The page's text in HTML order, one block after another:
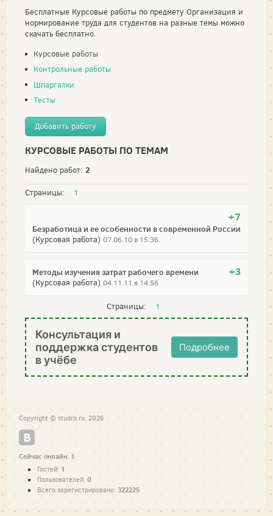
Бесплатные Курсовые работы по предмету Организация и
нормирование труда для студентов на разные темы можно
скачать бесплатно.
Курсовые работы
Контрольные работы
Шпаргалки
Тесты
Добавить работу
КУРСОВЫЕ РАБОТЫ ПО ТЕМАМ
Найдено работ: 2
Страницы: 1
+7
Безработица и ее особенности в современной России
(Курсовая работа) 07.06.10 в 15:36
+3
Методы изучения затрат рабочего времени
(Курсовая работа) 04.11.11 в 14:56
Страницы: 1
Консультация и
поддержка студентов
в учёбе
Подробнее
Copyright © studrb.ru, 2026
Сейчас онлайн: 1
Гостей: 1
Пользователей: 0
Всего зарегистрировано: 322225